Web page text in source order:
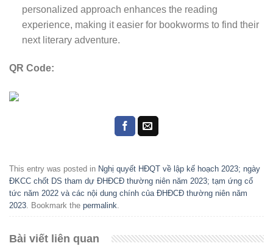
personalized approach enhances the reading
experience, making it easier for bookworms to find their
next literary adventure.
QR Code:
This entry was posted in Nghị quyết HĐQT về lập kế hoạch 2023; ngày
ĐKCC chốt DS tham dự ĐHĐCĐ thường niên năm 2023; tạm ứng cổ
tức năm 2022 và các nội dung chính của ĐHĐCĐ thường niên năm
2023 . Bookmark the permalink
Bài viết liên quan